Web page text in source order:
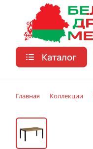
Каталог
Главная Коллекции